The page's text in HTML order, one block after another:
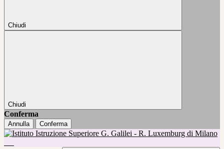
Chiudi
Chiudi
Conferma
Annulla Conferma